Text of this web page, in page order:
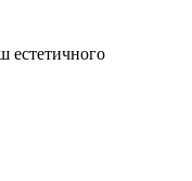
естетичного